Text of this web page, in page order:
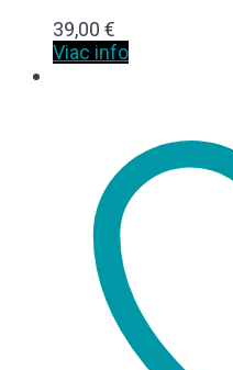
39,00 €
Viac info